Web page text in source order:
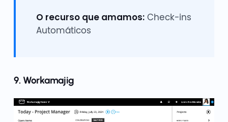
O recurso que amamos:Check-ins
Automáticos
9. Workamajig